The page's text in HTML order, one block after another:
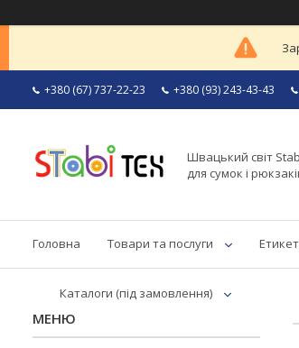
+380 (67) 737-22-23 +380 (93) 243-43-43
Швацький світ
для сумок і
Головна Товари та послуги
Каталоги (під замовлення)